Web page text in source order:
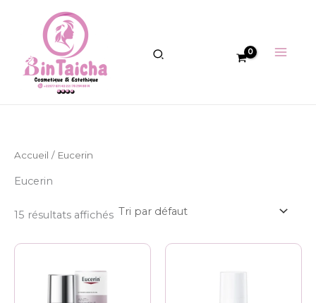
Accueil / Eucerin
Eucerin
15 résultats affichés